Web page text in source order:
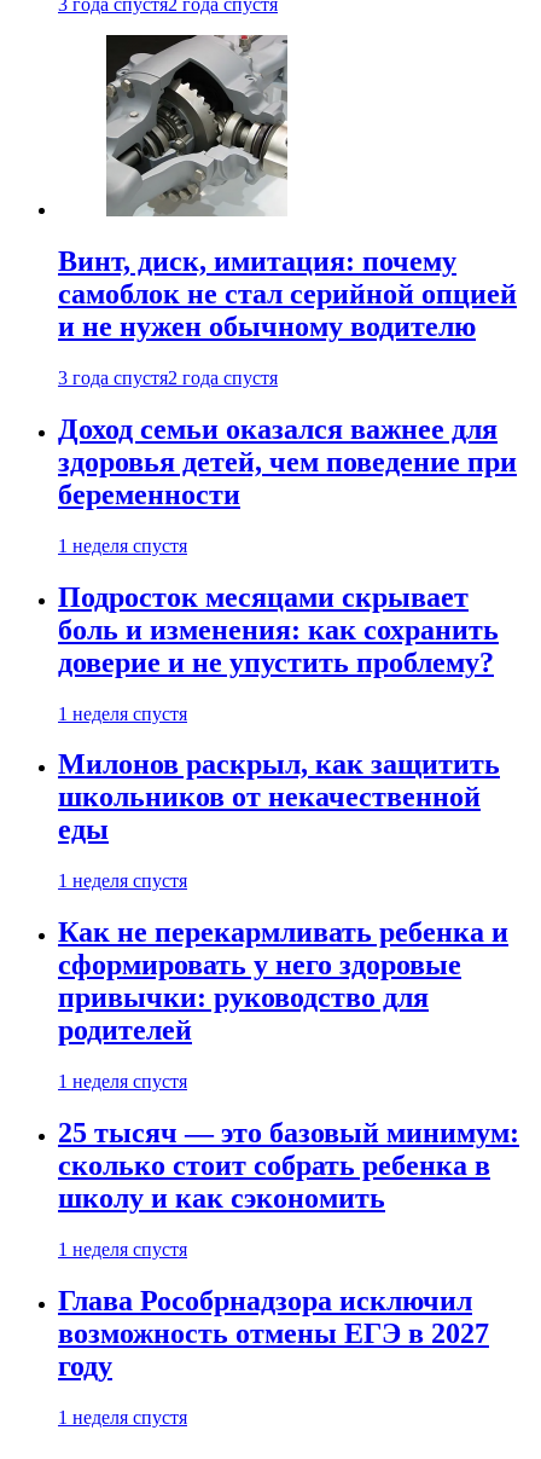
3 года спустя2 года спустя
Винт, диск, имитация: почему
самоблок не стал серийной опцией
и не нужен обычному водителю
3 года спустя2 года спустя
Доход семьи оказался важнее для
здоровья детей, чем поведение при
беременности
1 неделя спустя
Подросток месяцами скрывает
боль и изменения: как сохранить
доверие и не упустить проблему?
1 неделя спустя
Милонов раскрыл, как защитить
школьников от некачественной
еды
1 неделя спустя
Как не перекармливать ребенка и
сформировать у него здоровые
привычки: руководство для
родителей
1 неделя спустя
25 тысяч — это базовый минимум:
сколько стоит собрать ребенка в
школу и как сэкономить
1 неделя спустя
Глава Рособрнадзора исключил
возможность отмены ЕГЭ в 2027
году
1 неделя спустя